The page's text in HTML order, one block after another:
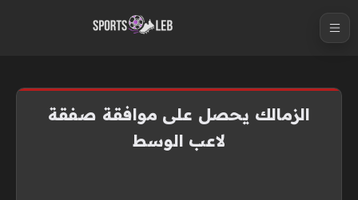
الزمالك يحصل على موافقة صفقة
لاعب الوسط